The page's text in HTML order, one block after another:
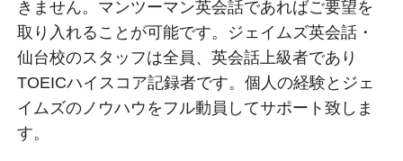
きません。マンツーマン英会話であればご要望を
取り入れることが可能です。ジェイムズ英会話・
仙台校のスタッフは全員、英会話上級者であり
TOEICハイスコア記録者です。個人の経験とジェ
イムズのノウハウをフル動員してサポート致しま
す。